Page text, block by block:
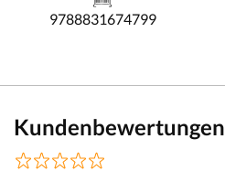
9788831674799
Kundenbewertungen